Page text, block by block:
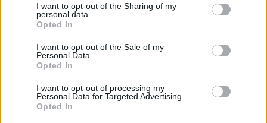
I want to opt-out of the Sharing of my
personal data.
Opted In
I want to opt-out of the Sale of my
Personal Data.
Opted In
I want to opt-out of processing my
Personal Data for Targeted Advertising.
Opted In